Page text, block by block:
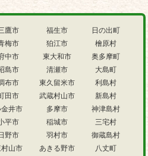
鷹市
梅市
中市
島市
布市
田市
金井市
平市
野市
村山市
福生市
狛江市
東大和市
清瀬市
東久留米市
武蔵村山市
多摩市
稲城市
羽村市
あきる野市
日の出町
檜原村
奥多摩町
大島町
利島村
新島村
神津島村
三宅村
御蔵島村
八丈町